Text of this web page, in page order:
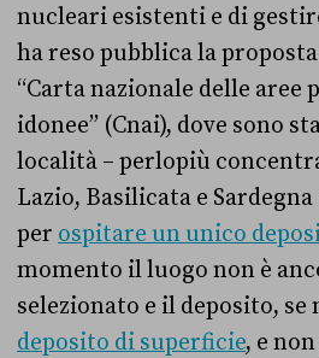
nucleari esistenti e di
ha reso pubblica la
“Carta nazionale delle aree
idonee” (Cnai), dove sono
località – perlopiù
Lazio, Basilicata e
per ospitare un unico
momento il luogo non è
selezionato e il deposito, se
deposito di superficie, e